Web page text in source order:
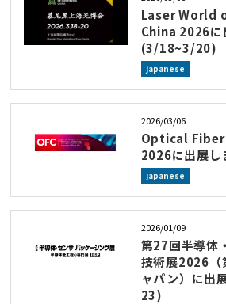
Laser World
China 2026に
(3/18~3/20)
japanese
2026/03/06
Optical
2026に出展
japanese
2026/01/09
第27回半導体
技術展2026（
ャパン）に出
23)